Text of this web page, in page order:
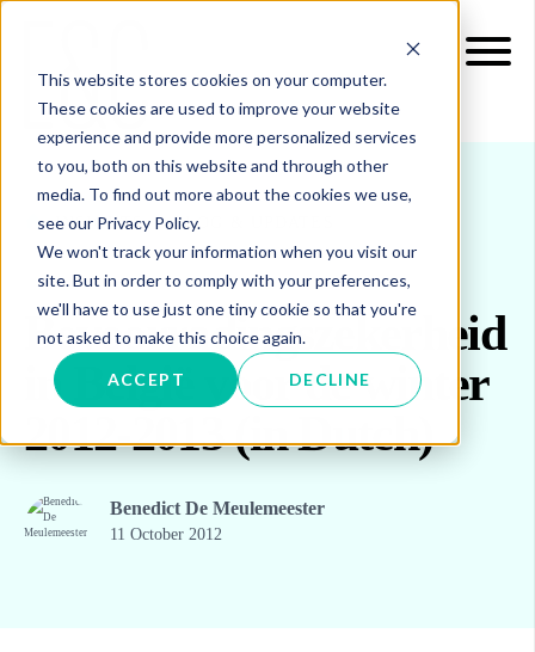
This website stores cookies on your computer.
These cookies are used to improve your website
experience and provide more personalized services
to you, both on this website and through other
media. To find out more about the cookies we use,
see our Privacy Policy.
We won't track your information when you visit our
site. But in order to comply with your preferences,
we'll have to use just one tiny cookie so that you're
not asked to make this choice again.
ACCEPT DECLINE
INSIGHTS BLOG & UPDATES
Bevoorradingszekerheid
in België voor de winter
2012-2013 (in Dutch)
Benedict De Meulemeester
11 October 2012